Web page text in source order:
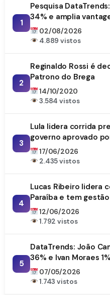
1
Pesquisa
34% e amplia
da Paraíba
02/08/2026
4.889 vistos
2
Reginaldo Rossi é
Patrono do Brega
14/10/2020
3.584 vistos
3
Lula lidera corrida
governo aprovado
17/06/2026
2.435 vistos
4
Lucas Ribeiro lidera
Paraíba e tem
DataTrends
12/06/2026
1.792 vistos
5
DataTrends: João
36% e Ivan Moraes 1%
07/05/2026
1.743 vistos